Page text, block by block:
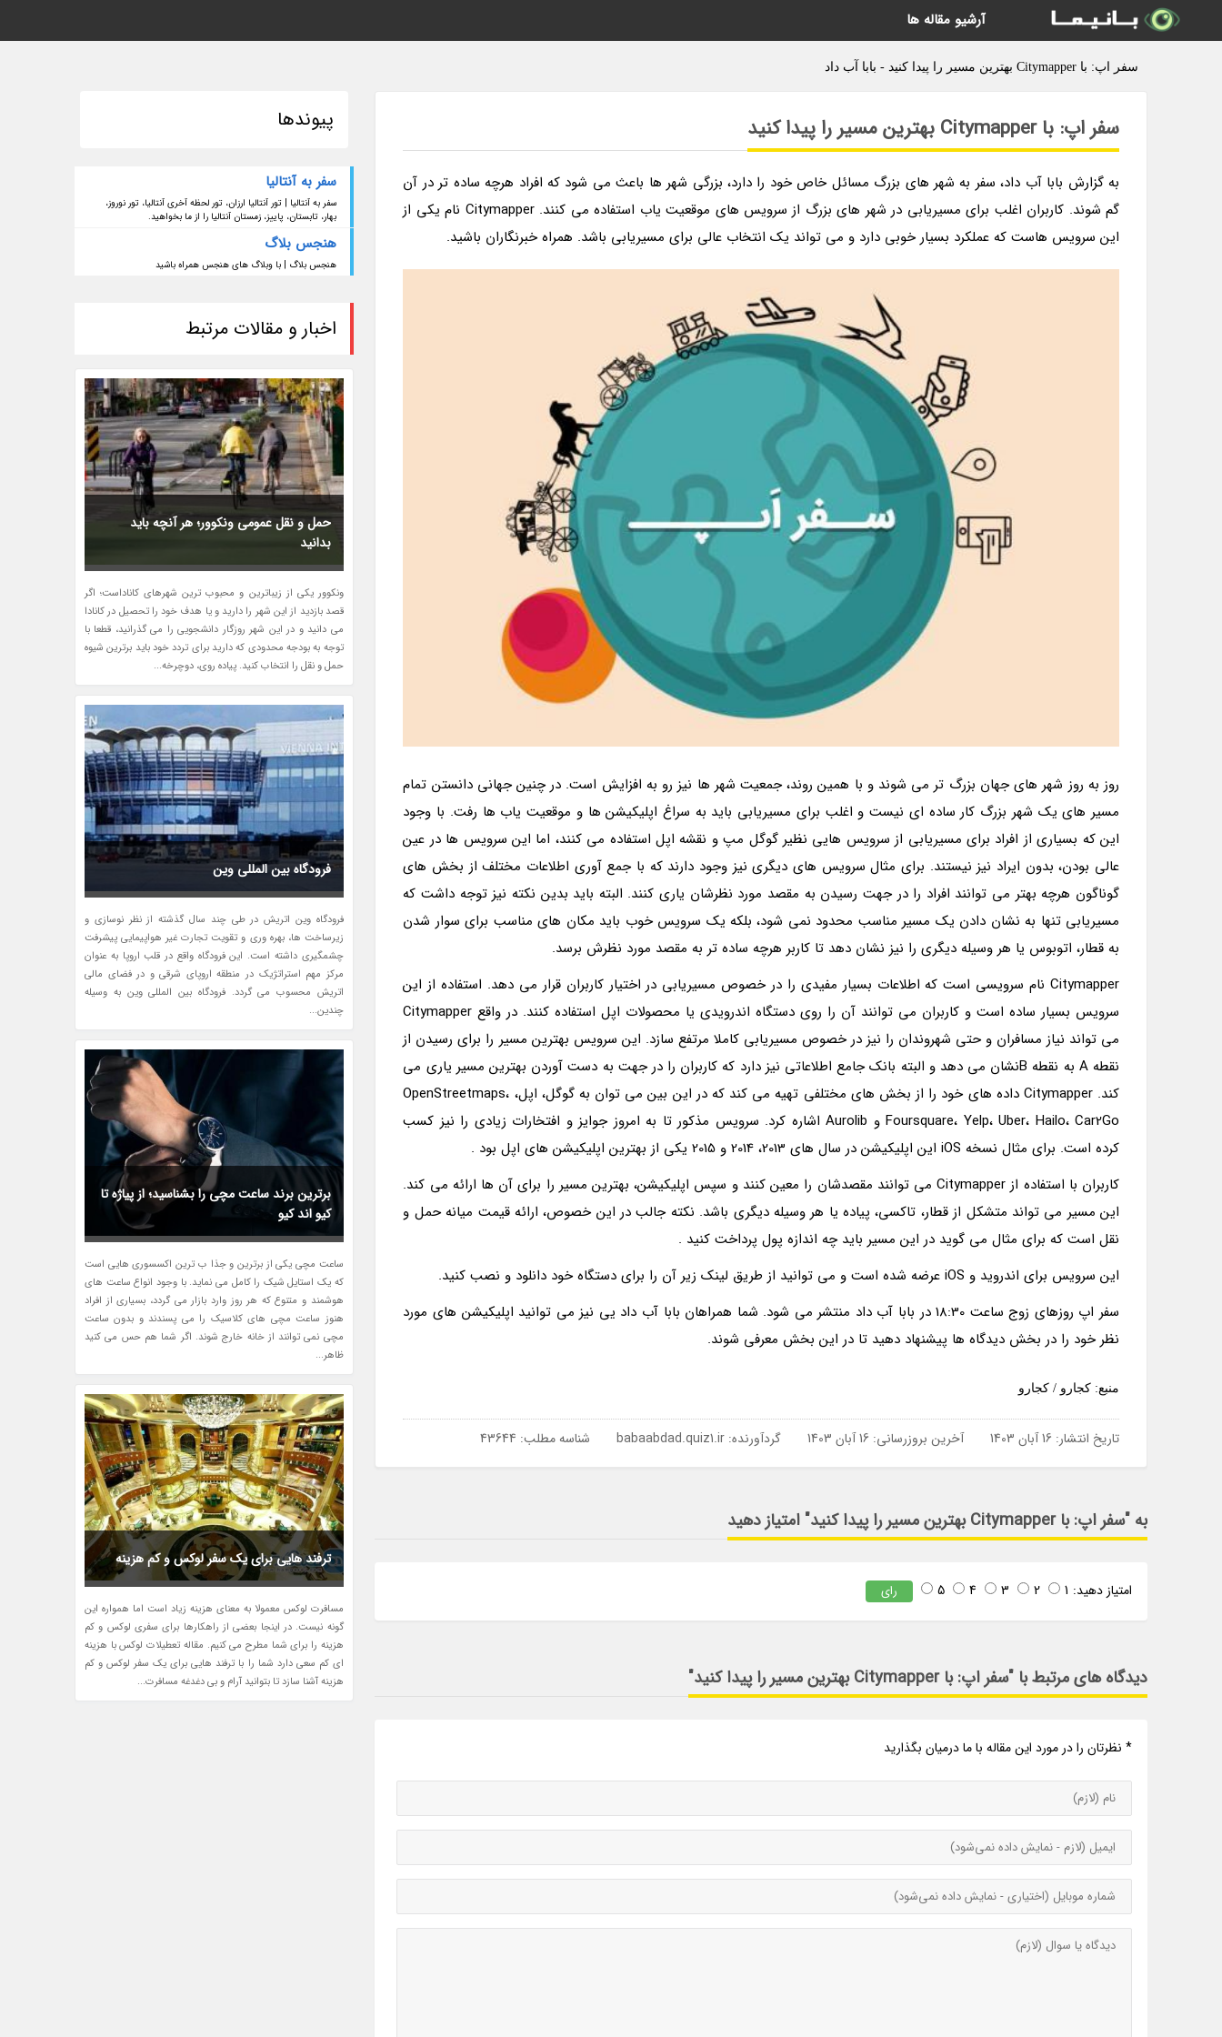
سفر اپ: با Citymapper بهترین مسیر را پیدا کنید - بابا آب داد
سفر اپ: با Citymapper بهترین مسیر را پیدا کنید
به گزارش بابا آب داد، سفر به شهر های بزرگ مسائل خاص خود را دارد، بزرگی شهر ها باعث می شود که افراد هرچه ساده تر در آن
گم شوند. کاربران اغلب برای مسیریابی در شهر های بزرگ از سرویس های موقعیت یاب استفاده می کنند. Citymapper نام یکی از
این سرویس هاست که عملکرد بسیار خوبی دارد و می تواند یک انتخاب عالی برای مسیریابی باشد. همراه خبرنگاران باشید.
روز به روز شهر های جهان بزرگ تر می شوند و با همین روند، جمعیت شهر ها نیز رو به افزایش است. در چنین جهانی دانستن تمام
مسیر های یک شهر بزرگ کار ساده ای نیست و اغلب برای مسیریابی باید به سراغ اپلیکیشن ها و موقعیت یاب ها رفت. با وجود
این که بسیاری از افراد برای مسیریابی از سرویس هایی نظیر گوگل مپ و نقشه اپل استفاده می کنند، اما این سرویس ها در عین
عالی بودن، بدون ایراد نیز نیستند. برای مثال سرویس های دیگری نیز وجود دارند که با جمع آوری اطلاعات مختلف از بخش های
گوناگون هرچه بهتر می توانند افراد را در جهت رسیدن به مقصد مورد نظرشان یاری کنند. البته باید بدین نکته نیز توجه داشت که
مسیریابی تنها به نشان دادن یک مسیر مناسب محدود نمی شود، بلکه یک سرویس خوب باید مکان های مناسب برای سوار شدن
به قطار، اتوبوس یا هر وسیله دیگری را نیز نشان دهد تا کاربر هرچه ساده تر به مقصد مورد نظرش برسد.
Citymapper نام سرویسی است که اطلاعات بسیار مفیدی را در خصوص مسیریابی در اختیار کاربران قرار می دهد. استفاده از این
سرویس بسیار ساده است و کاربران می توانند آن را روی دستگاه اندرویدی یا محصولات اپل استفاده کنند. در واقع Citymapper
می تواند نیاز مسافران و حتی شهروندان را نیز در خصوص مسیریابی کاملا مرتفع سازد. این سرویس بهترین مسیر را برای رسیدن از
نقطه A به نقطه Bنشان می دهد و البته بانک جامع اطلاعاتی نیز دارد که کاربران را در جهت به دست آوردن بهترین مسیر یاری می
کند. Citymapper داده های خود را از بخش های مختلفی تهیه می کند که در این بین می توان به گوگل، اپل، OpenStreetmaps،
Foursquare، Yelp، Uber، Hailo، Car2Go و Aurolib اشاره کرد. سرویس مذکور تا به امروز جوایز و افتخارات زیادی را نیز کسب
کرده است. برای مثال نسخه iOS این اپلیکیشن در سال های 2013، 2014 و 2015 یکی از بهترین اپلیکیشن های اپل بود .
کاربران با استفاده از Citymapper می توانند مقصدشان را معین کنند و سپس اپلیکیشن، بهترین مسیر را برای آن ها ارائه می کند.
این مسیر می تواند متشکل از قطار، تاکسی، پیاده یا هر وسیله دیگری باشد. نکته جالب در این خصوص، ارائه قیمت میانه حمل و
نقل است که برای مثال می گوید در این مسیر باید چه اندازه پول پرداخت کنید .
این سرویس برای اندروید و iOS عرضه شده است و می توانید از طریق لینک زیر آن را برای دستگاه خود دانلود و نصب کنید.
سفر اپ روزهای زوج ساعت 18:30 در بابا آب داد منتشر می شود. شما همراهان بابا آب داد یی نیز می توانید اپلیکیشن های مورد
نظر خود را در بخش دیدگاه ها پیشنهاد دهید تا در این بخش معرفی شوند.
منبع: کجارو / کجارو
تاریخ انتشار: 16 آبان 1403 آخرین بروزرسانی: 16 آبان 1403 گردآورنده: babaabdad.quiz1.ir شناسه مطلب: 43644
به "سفر اپ: با Citymapper بهترین مسیر را پیدا کنید" امتیاز دهید
امتیاز دهید: 1
2
3
4
5 رای
دیدگاه های مرتبط با "سفر اپ: با Citymapper بهترین مسیر را پیدا کنید"
* نظرتان را در مورد این مقاله با ما درمیان بگذارید
پیوندها
سفر به آنتالیا
سفر به آنتالیا | تور آنتالیا ارزان، تور لحظه آخری آنتالیا، تور نوروز،
بهار، تابستان، پاییز، زمستان آنتالیا را از ما بخواهید.
هنجس بلاگ
هنجس بلاگ | با وبلاگ های هنجس همراه باشید
اخبار و مقالات مرتبط
حمل و نقل عمومی ونکوور؛ هر آنچه باید
بدانید
ونکوور یکی از زیباترین و محبوب ترین شهرهای کاناداست؛ اگر
قصد بازدید از این شهر را دارید و یا هدف خود را تحصیل در کانادا
می دانید و در این شهر روزگار دانشجویی را می گذرانید، قطعا با
توجه به بودجه محدودی که دارید برای تردد خود باید برترین شیوه
حمل و نقل را انتخاب کنید. پیاده روی، دوچرخه...
فرودگاه بین المللی وین
فرودگاه وین اتریش در طی چند سال گذشته از نظر نوسازی و
زیرساخت ها، بهره وری و تقویت تجارت غیر هواپیمایی پیشرفت
چشمگیری داشته است. این فرودگاه واقع در قلب اروپا به عنوان
مرکز مهم استراتژیک در منطقه اروپای شرقی و در فضای مالی
اتریش محسوب می گردد. فرودگاه بین المللی وین به وسیله
چندین...
برترین برند ساعت مچی را بشناسید؛ از پیاژه تا
کیو اند کیو
ساعت مچی یکی از برترین و جذا ب ترین اکسسوری هایی است
که یک استایل شیک را کامل می نماید. با وجود انواع ساعت های
هوشمند و متنوع که هر روز وارد بازار می گردد، بسیاری از افراد
هنوز ساعت مچی های کلاسیک را می پسندند و بدون ساعت
مچی نمی توانند از خانه خارج شوند. اگر شما هم حس می کنید
ظاهر...
ترفند هایی برای یک سفر لوکس و کم هزینه
مسافرت لوکس معمولا به معنای هزینه زیاد است اما همواره این
گونه نیست. در اینجا بعضی از راهکارها برای سفری لوکس و کم
هزینه را برای شما مطرح می کنیم. مقاله تعطیلات لوکس با هزینه
ای کم سعی دارد شما را با ترفند هایی برای یک سفر لوکس و کم
هزینه آشنا سازد تا بتوانید آرام و بی دغدغه مسافرت...
آرشیو مقاله ها